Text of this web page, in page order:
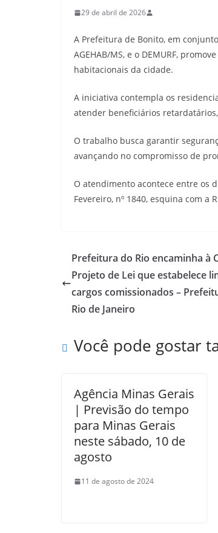
29 de abril de 2026
A Prefeitura de Bonito, em
AGEHAB/MS, e o DEMURF,
habitacionais da cidade.
A iniciativa contempla os
atender beneficiários
O trabalho busca garantir
avançando no compromisso de
O atendimento acontece entre os
Fevereiro, nº 1840, esquina com a
Prefeitura do Rio encaminha à
Projeto de Lei que estabelece
cargos comissionados –
Rio de Janeiro
Você pode gostar
Agência Minas Gerais
| Previsão do tempo
para Minas Gerais
neste sábado, 10 de
agosto
11 de agosto de 2024